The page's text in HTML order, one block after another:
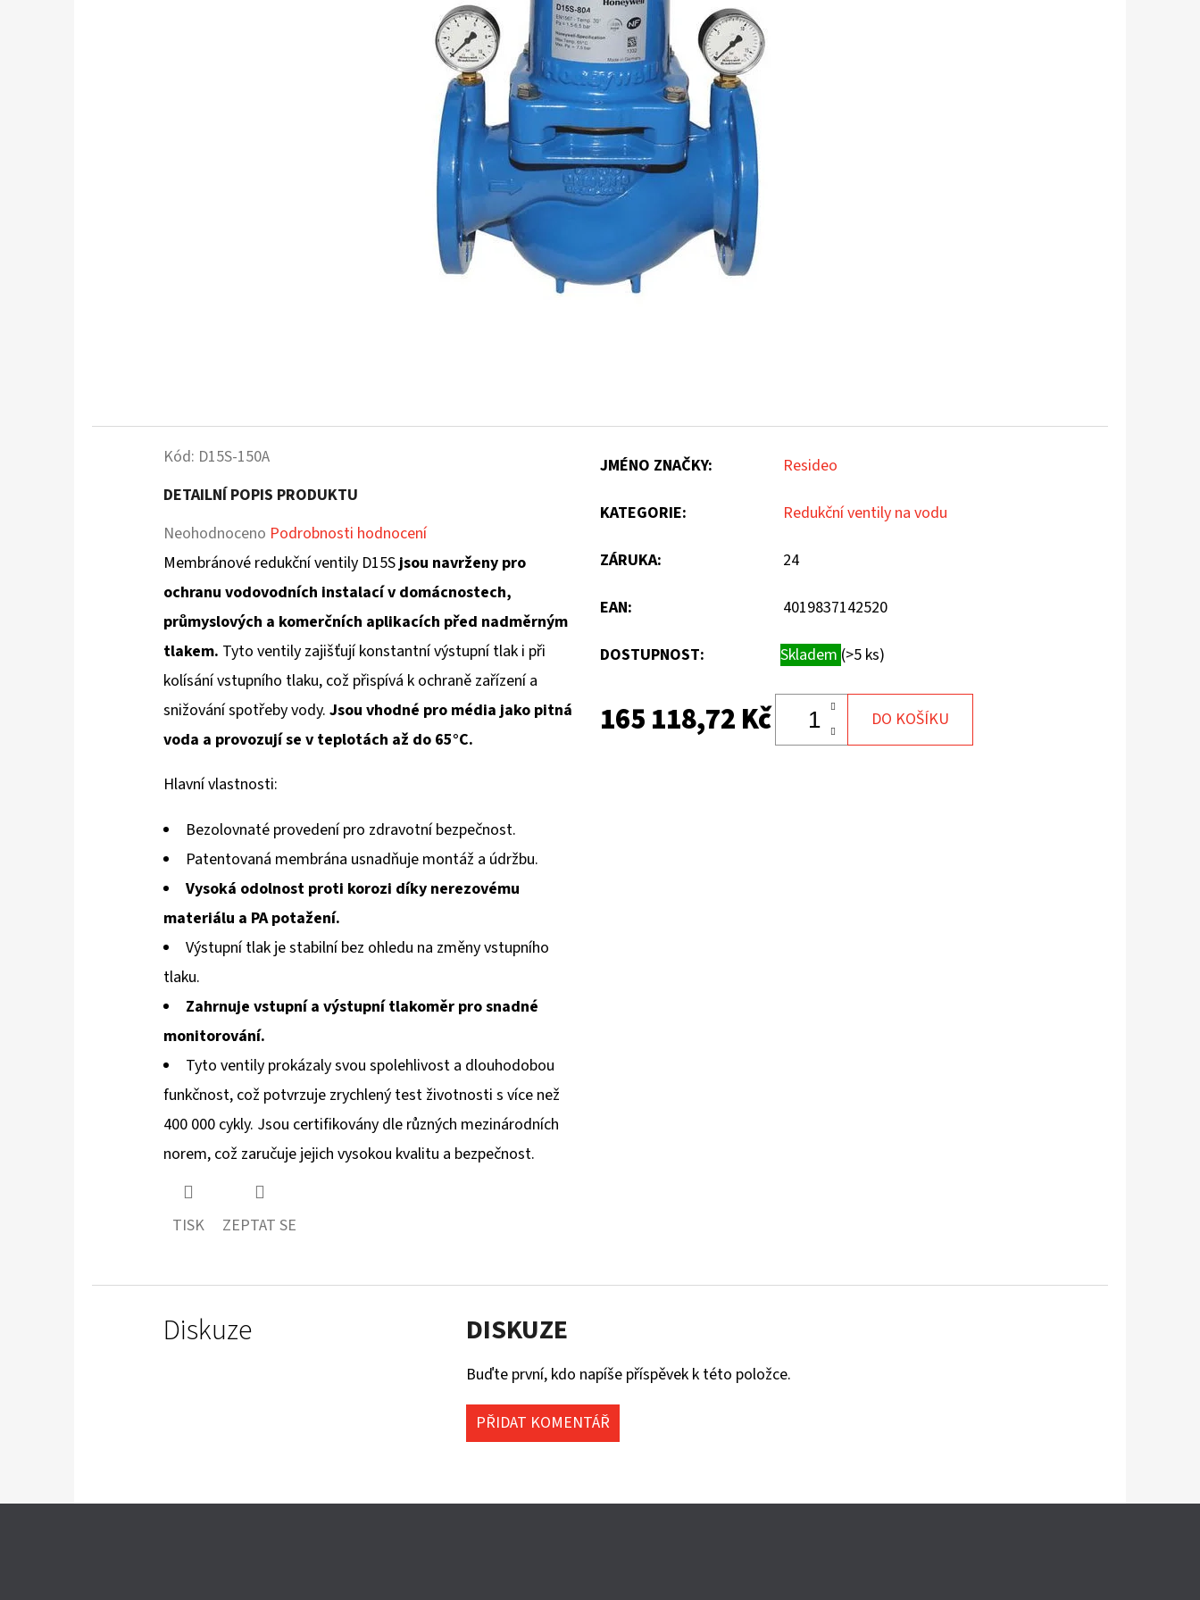
Kód: D15S-150A
DETAILNÍ POPIS PRODUKTU
Průměrné
hodnocení
produktu
je
0,0
z
5
hvězdiček.
Neohodnoceno Podrobnosti hodnocení
Membránové redukční ventily D15Sjsou navrženy pro
ochranu vodovodních instalací v domácnostech,
průmyslových a komerčních aplikacích před nadměrným
tlakem. Tyto ventily zajišťují konstantní výstupní tlak i při
kolísání vstupního tlaku, což přispívá k ochraně zařízení a
snižování spotřeby vody. Jsou vhodné pro média jako pitná
voda a provozují se v teplotách až do 65°C.
Hlavní vlastnosti:
Bezolovnaté provedení pro zdravotní bezpečnost.
Patentovaná membrána usnadňuje montáž a údržbu.
Vysoká odolnost proti korozi díky nerezovému
materiálu a PA potažení.
Výstupní tlak je stabilní bez ohledu na změny vstupního
tlaku.
Zahrnuje vstupní a výstupní tlakoměr pro snadné
monitorování.
Tyto ventily prokázaly svou spolehlivost a dlouhodobou
funkčnost, což potvrzuje zrychlený test životnosti s více než
400 000 cykly. Jsou certifikovány dle různých mezinárodních
norem, což zaručuje jejich vysokou kvalitu a bezpečnost.
TISK ZEPTAT SE
JMÉNO ZNAČKY: Resideo
KATEGORIE: Redukční ventily na vodu
ZÁRUKA: 24
EAN: 4019837142520
DOSTUPNOST: Skladem (>5 ks)
165 118,72 Kč DO KOŠÍKU
Diskuze DISKUZE
Buďte první, kdo napíše příspěvek k této položce.
PŘIDAT KOMENTÁŘ